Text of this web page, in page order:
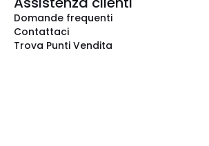
Domande frequenti
Contattaci
Trova Punti Vendita